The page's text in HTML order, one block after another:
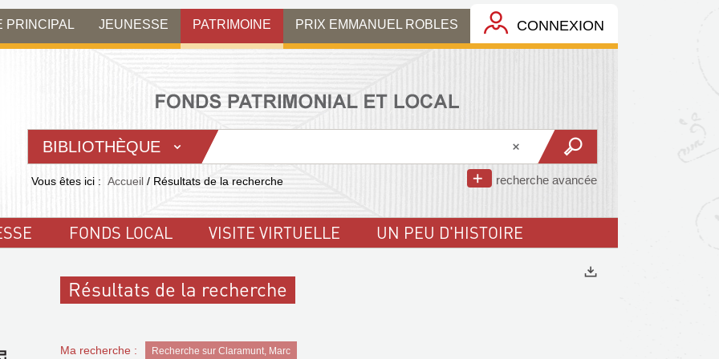
PRINCIPAL JEUNESSE PATRIMOINE PRIX EMMANUEL ROBLES CONNEXION
BIBLIOTHÈQUE
recherche avancée
Vous êtes ici : Accueil / Résultats de la recherche
FONDS LOCAL VISITE VIRTUELLE UN PEU D'HISTOIRE
Résultats de la recherche
Ma recherche : Recherche sur Claramunt, Marc